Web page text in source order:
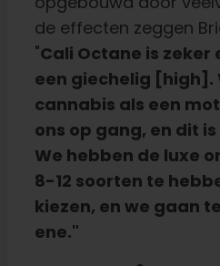
de effecten zeggen
"Cali Octane is zeker
een giechelig [high].
cannabis als een
ons op gang, en dit
We hebben de luxe
8-12 soorten te
kiezen, en we gaan
ene."